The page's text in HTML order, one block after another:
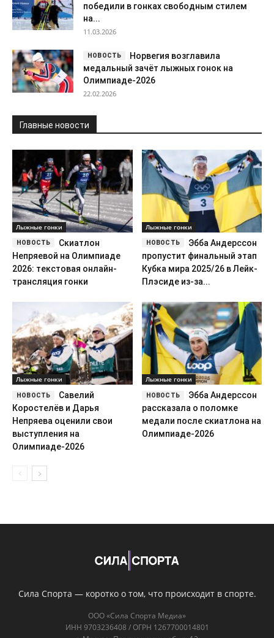
победили в гонках свободным стилем
на...
11.03.2026
Норвегия возглавила
медальный зачёт лыжных гонок на
Олимпиаде-2026
22.02.2026
Главные новости
Лыжные гонки
Скиатлон
Непряевой на Олимпиаде
2026: текстовая онлайн-
трансляция гонки
Лыжные гонки
Эбба Андерссон
пропустит финальный этап
Кубка мира 2025/26 в Лейк-
Плэсиде из-за...
Лыжные гонки
Савелий
Коростелёв и Дарья
Непряева оценили свои
выступления на
Олимпиаде-2026
Лыжные гонки
Эбба Андерссон
рассказала о поломке
медали после скиатлона на
Олимпиаде-2026
Сила Спорта — коротко о том, что происходит в спорте.
ООО «Сила Спорта Медиа»
ИНН 9703236408 / ОГРН 1267700014801